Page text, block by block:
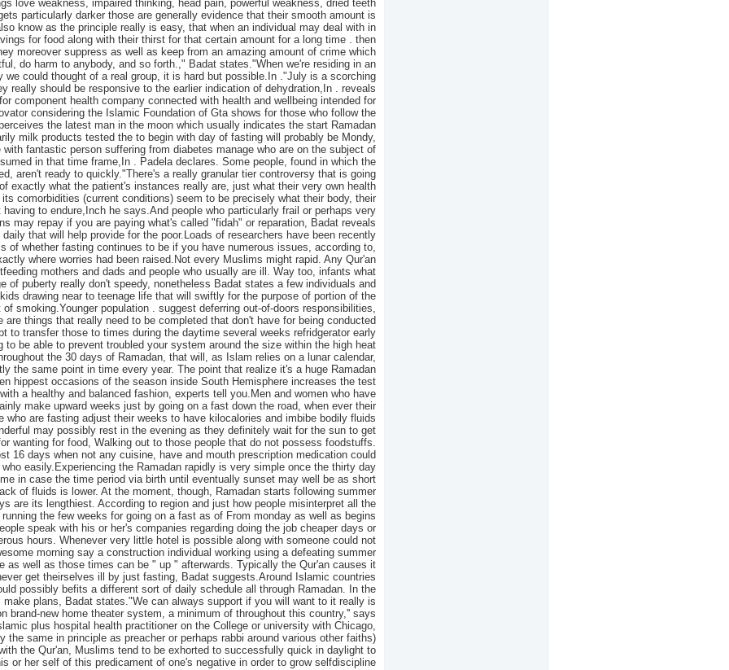
love weakness, impaired thinking, head pain, powerful weakness, dried teeth
particularly darker those are generally evidence that their smooth amount is
know as the principle really is easy, that when an individual may deal with in
for food along with their thirst for that certain amount for a long time . then
moreover suppress as well as keep from an amazing amount of crime which
do harm to anybody, and so forth.," Badat states."When we're residing in an
we could thought of a real group, it is hard but possible.In ."July is a scorching
really should be responsive to the earlier indication of dehydration,In . reveals
component health company connected with health and wellbeing intended for
considering the Islamic Foundation of Gta shows for those who follow the
the latest man in the moon which usually indicates the start Ramadan
milk products tested the to begin with day of fasting will probably be Mondy,
fantastic person suffering from diabetes manage who are on the subject of
in that time frame,In . Padela declares. Some people, found in which the
aren't ready to quickly."There's a really granular tier controversy that is going
exactly what the patient's instances really are, just what their very own health
comorbidities (current conditions) seem to be precisely what their body, their
to endure,Inch he says.And people who particularly frail or perhaps very
may repay if you are paying what's called "fidah" or reparation, Badat reveals
that will help provide for the poor.Loads of researchers have been recently
of whether fasting continues to be if you have numerous issues, according to,
where worries had been raised.Not every Muslims might rapid. Any Qur'an
mothers and dads and people who usually are ill. Way too, infants what
of puberty really don't speedy, nonetheless Badat states a few individuals and
drawing near to teenage life that will swiftly for the purpose of portion of the
smoking.Younger population . suggest deferring out-of-doors responsibilities,
things that really need to be completed that don't have for being conducted
to transfer those to times during the daytime several weeks refridgerator early
to be able to prevent troubled your system around the size within the high heat
the 30 days of Ramadan, that will, as Islam relies on a lunar calendar,
the same point in time every year. The point that realize it's a huge Ramadan
hippest occasions of the season inside South Hemisphere increases the test
a healthy and balanced fashion, experts tell you.Men and women who have
make upward weeks just by going on a fast down the road, when ever their
who are fasting adjust their weeks to have kilocalories and imbibe bodily fluids
may possibly rest in the evening as they definitely wait for the sun to get
wanting for food, Walking out to those people that do not possess foodstuffs.
16 days when not any cuisine, have and mouth prescription medication could
easily.Experiencing the Ramadan rapidly is very simple once the thirty day
in case the time period via birth until eventually sunset may well be as short
of fluids is lower. At the moment, though, Ramadan starts following summer
are its lengthiest. According to region and just how people misinterpret all the
the few weeks for going on a fast as of From monday as well as begins
speak with his or her's companies regarding doing the job cheaper days or
hours. Whenever very little hotel is possible along with someone could not
morning say a construction individual working using a defeating summer
as well as those times can be " up " afterwards. Typically the Qur'an causes it
get theirselves ill by just fasting, Badat suggests.Around Islamic countries
possibly befits a different sort of daily schedule all through Ramadan. In the
plans, Badat states."We can always support if you will want to it really is
brand-new home theater system, a minimum of throughout this country,'' says
plus hospital health practitioner on the College or university with Chicago,
the same in principle as preacher or perhaps rabbi around various other faiths)
the Qur'an, Muslims tend to be exhorted to successfully quick in daylight to
or her self of this predicament of one's negative in order to grow selfdiscipline.